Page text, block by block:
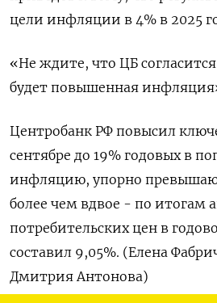
цели инфляции в 4% в 2025
«Не ждите, что ЦБ
будет повышенная
Центробанк РФ повысил
сентябре до 19% годовых в
инфляцию, упорно
более чем вдвое - по итогам
потребительских цен в
составил 9,05%. (Елена
Дмитрия Антонова)